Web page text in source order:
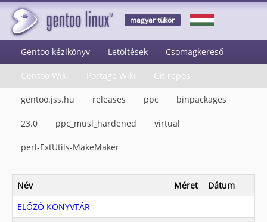
magyar tükör
Gentoo kézikönyv Letöltések Csomagkereső
Gentoo Wiki Portage Wiki Git repos
gentoo.jss.hu releases ppc binpackages
23.0 ppc_musl_hardened virtual
perl-ExtUtils-MakeMaker
Név Méret
Dátum
ELŐZŐ KÖNYVTÁR